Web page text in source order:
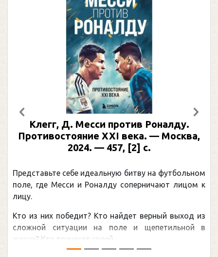
Роналду.
века. — Москва,
битву на футбольном
соперничают лицом к
верный выход из
и щепетильной в
Рабинер, И. Я.
иллюстрированная
Москва, 2024 (макет
обсуждаемая хоккейная
мире.Перед сезоном
— ...
Предыдущий